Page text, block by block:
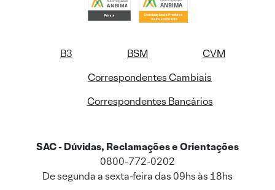
B3 BSM
CVM
Correspondentes Cambiais
Correspondentes Bancários
SAC - Dúvidas, Reclamações e Orientações
0800-772-0202
De segunda a sexta-feira das 09hs às 18hs